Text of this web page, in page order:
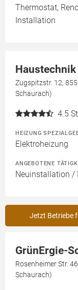
Thermostat,
Installation
Haustechnik
Zugspitzstr. 12,
Schaurach)
4.5
HEIZUNG
Elektroheizung
ANGEBOTENE
Neuinstallation /
Jetzt Betriebe
GrünErgie-
Rosenheimer Str.
Schaurach)